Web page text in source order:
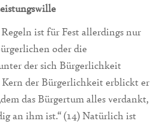
ist für Fest allerdings nur
oder die
der sich Bürgerlichkeit
der Bürgerlichkeit erblickt er
das Bürgertum alles verdankt,
an ihm ist.“ (14) Natürlich ist